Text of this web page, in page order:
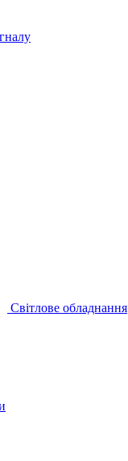
Світлове обладнання